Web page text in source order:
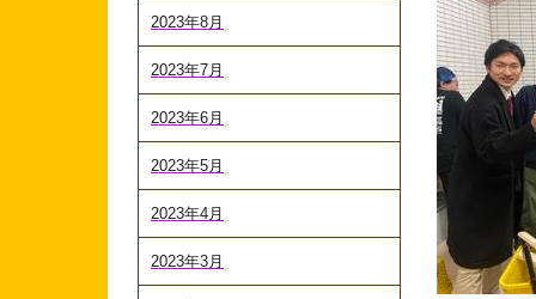
2023年8月
2023年7月
2023年6月
2023年5月
2023年4月
2023年3月